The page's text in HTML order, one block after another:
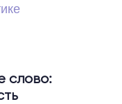
слово: